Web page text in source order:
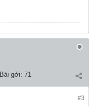
Bài gởi: 71
#3